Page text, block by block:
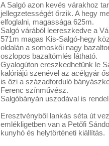
A Salgó azon kevés várakhoz
jellegzetességét őrzik. A hegy
elfoglalni, magassága 625m.
Salgó várából leereszkedve a
571m magas Kis-Salgó-hegy
oldalán a somoskői nagy
oszlopos bazaltömlés látható.
Gyalogúton ereszkedhetünk le
kalóriájú szenével az acélgyár
is őzi a századforduló
Ferenc színművész.
Salgóbányán uszodával is
Eresztvényből lankás séta út
emlékligetben van a Petőfi
kunyhó és helytörténeti kiállítás.